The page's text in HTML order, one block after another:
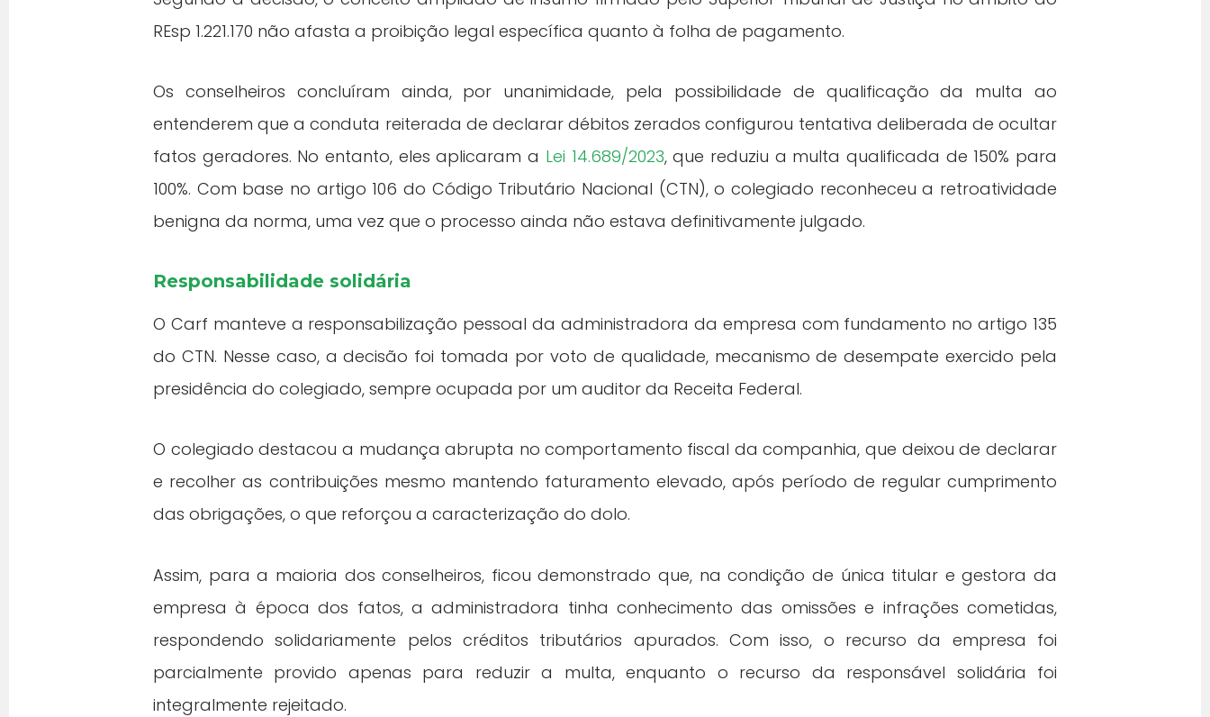
REsp 1.221.170 não afasta a proibição legal específica quanto à folha de pagamento.
Os conselheiros concluíram ainda, por unanimidade, pela possibilidade de qualificação da multa ao
entenderem que a conduta reiterada de declarar débitos zerados configurou tentativa deliberada de ocultar
fatos geradores. No entanto, eles aplicaram a Lei 14.689/2023, que reduziu a multa qualificada de 150% para
100%. Com base no artigo 106 do Código Tributário Nacional (CTN), o colegiado reconheceu a retroatividade
benigna da norma, uma vez que o processo ainda não estava definitivamente julgado.
Responsabilidade solidária
O Carf manteve a responsabilização pessoal da administradora da empresa com fundamento no artigo 135
do CTN. Nesse caso, a decisão foi tomada por voto de qualidade, mecanismo de desempate exercido pela
presidência do colegiado, sempre ocupada por um auditor da Receita Federal.
O colegiado destacou a mudança abrupta no comportamento fiscal da companhia, que deixou de declarar
e recolher as contribuições mesmo mantendo faturamento elevado, após período de regular cumprimento
das obrigações, o que reforçou a caracterização do dolo.
Assim, para a maioria dos conselheiros, ficou demonstrado que, na condição de única titular e gestora da
empresa à época dos fatos, a administradora tinha conhecimento das omissões e infrações cometidas,
respondendo solidariamente pelos créditos tributários apurados. Com isso, o recurso da empresa foi
parcialmente provido apenas para reduzir a multa, enquanto o recurso da responsável solidária foi
integralmente rejeitado.